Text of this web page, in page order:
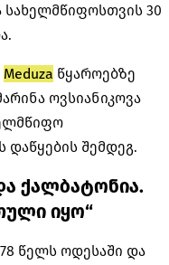
სახელმწიფოსთვის 30
Meduza წყაროებზე
ოვსიანიკოვა
დაწყების შემდეგ.
ქალბატონია.
იყო“
წელს ოდესაში და